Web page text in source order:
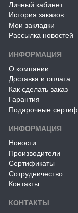
Личный кабинет
История заказов
Мои закладки
Рассылка новостей
ИНФОРМАЦИЯ
О компании
Доставка и оплата
Как сделать заказ
Гарантия
Подарочные
ИНФОРМАЦИЯ
Новости
Производители
Сертификаты
Сотрудничество
Контакты
КОНТАКТЫ